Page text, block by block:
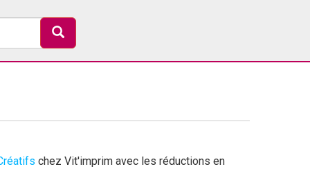
chez Vit'imprim avec les réductions en